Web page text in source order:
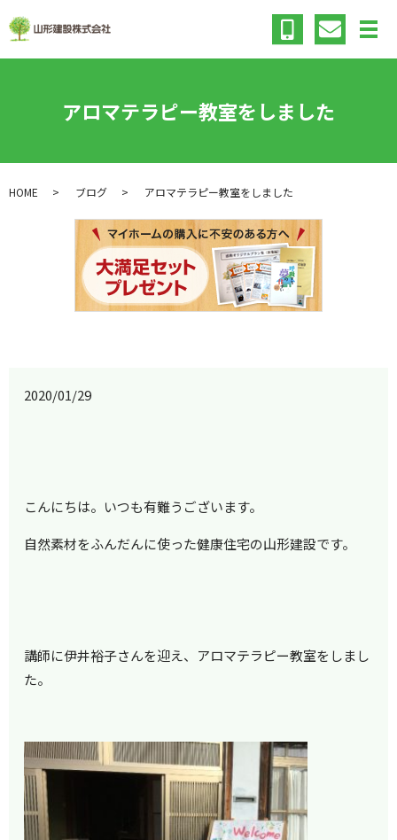
メ
アロマテラピー教室をしました
HOME ブログ アロマテラピー教室をしました
2020/01/29
こんにちは。いつも有難うございます。
自然素材をふんだんに使った健康住宅の山形建設です。
講師に伊井裕子さんを迎え、アロマテラピー教室をしまし
た。